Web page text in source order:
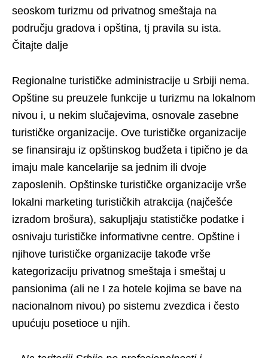
seoskom turizmu od privatnog smeštaja na
području gradova i opština, tj pravila su ista.
Čitajte dalje
Regionalne turističke administracije u Srbiji nema.
Opštine su preuzele funkcije u turizmu na lokalnom
nivou i, u nekim slučajevima, osnovale zasebne
turističke organizacije. Ove turističke organizacije
se finansiraju iz opštinskog budžeta i tipično je da
imaju male kancelarije sa jednim ili dvoje
zaposlenih. Opštinske turističke organizacije vrše
lokalni marketing turističkih atrakcija (najčešće
izradom brošura), sakupljaju statističke podatke i
osnivaju turističke informativne centre. Opštine i
njihove turističke organizacije takođe vrše
kategorizaciju privatnog smeštaja i smeštaj u
pansionima (ali ne I za hotele kojima se bave na
nacionalnom nivou) po sistemu zvezdica i često
upućuju posetioce u njih.